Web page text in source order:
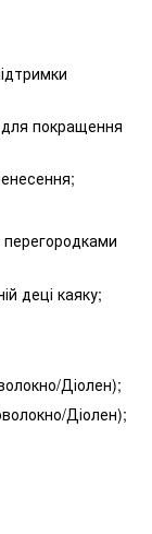
для покращення
деці каяку;
Діолен);
Діолен);